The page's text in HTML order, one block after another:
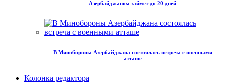
Азербайджаном займет до 20 дней
В Минобороны Азербайджана состоялась встреча с военными
атташе
Колонка редактора